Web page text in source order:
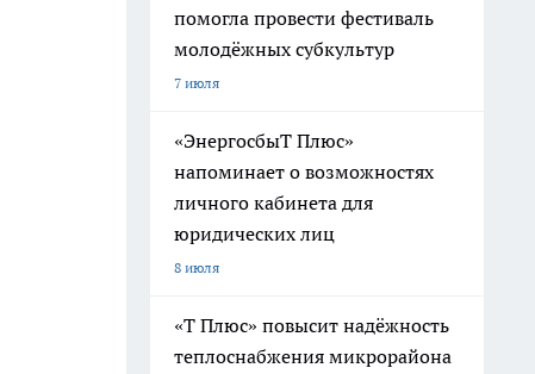
помогла провести фестиваль
молодёжных субкультур
7 июля
«ЭнергосбыТ Плюс»
напоминает о возможностях
личного кабинета для
юридических лиц
8 июля
«Т Плюс» повысит надёжность
теплоснабжения микрорайона